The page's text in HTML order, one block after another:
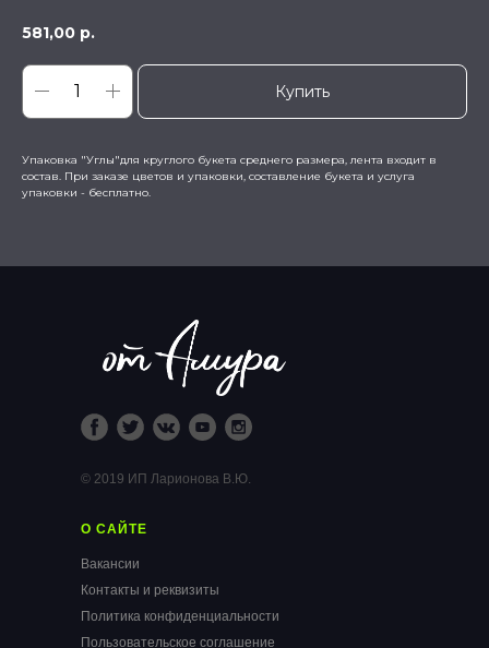
581,00 р.
Купить
Упаковка "Углы"для круглого букета среднего размера, лента входит в
состав. При заказе цветов и упаковки, составление букета и услуга
упаковки - бесплатно.
О САЙТЕ
Вакансии
Контакты и реквизиты
Политика конфиденциальности
Пользовательское соглашение
© 2019 ИП Ларионова В.Ю.